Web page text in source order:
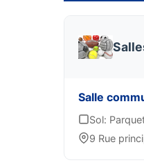
Salle
Sol:
9 Rue